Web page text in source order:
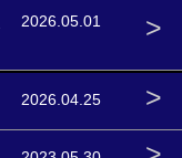
2026.05.01 >
2026.04.25 >